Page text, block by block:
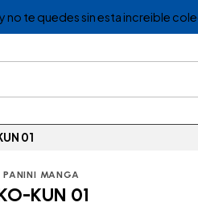
no te quedes sin esta increible
01
MANGA
KUN 01